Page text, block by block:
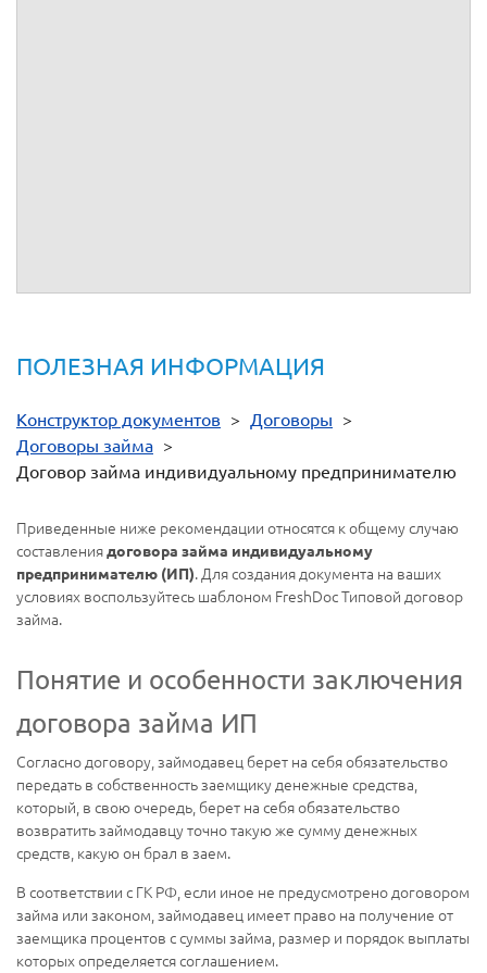
ПОЛЕЗНАЯ ИНФОРМАЦИЯ
Конструктор документов > Договоры >
Договоры займа >
Договор займа индивидуальному предпринимателю
Приведенные ниже рекомендации относятся к общему случаю
составлениядоговора займа индивидуальному
предпринимателю (ИП). Для создания документа на ваших
условиях воспользуйтесь шаблоном FreshDoc Типовой договор
займа.
Понятие и особенности заключения
договора займа ИП
Согласно договору, займодавец берет на себя обязательство
передать в собственность заемщику денежные средства,
который, в свою очередь, берет на себя обязательство
возвратить займодавцу точно такую же сумму денежных
средств, какую он брал в заем.
В соответствии с ГК РФ, если иное не предусмотрено договором
займа или законом, займодавец имеет право на получение от
заемщика процентов с суммы займа, размер и порядок выплаты
которых определяется соглашением.